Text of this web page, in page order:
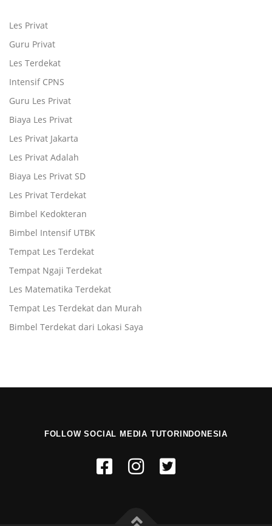
Les Privat
Guru Privat
Les Terdekat
Intensif CPNS
Guru Les Privat
Biaya Les Privat
Les Privat Jakarta
Les Privat Adalah
Biaya Les Privat SD
Les Privat Terdekat
Bimbel Kedokteran
Bimbel Intensif UTBK
Tempat Les Terdekat
Tempat Ngaji Terdekat
Les Matematika Terdekat
Tempat Les Terdekat dan Murah
Bimbel Terdekat dari Lokasi Saya
FOLLOW SOCIAL MEDIA TUTORINDONESIA